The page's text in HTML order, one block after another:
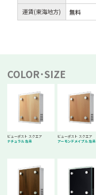
運賃(東海地方)
無料
COLOR･SIZE
ビューポスト スクエア
ナチュラル 左吊
ビューポスト スクエア
アーモンドメイプル 左吊